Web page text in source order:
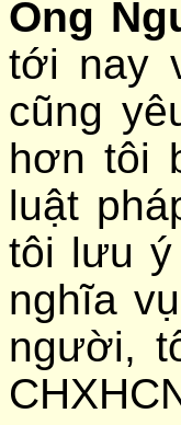
Ông
tới nay
cũng
hơn tôi
luật
tôi lưu
nghĩa
người,